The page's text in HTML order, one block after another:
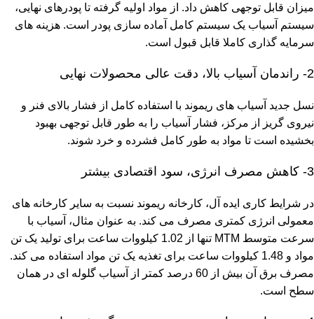
میزان قابل توجهی کاهش داد. از مواد اولیه گرفته تا پودرهای نهایی،
سیستم آسیاب یک سیستم کامل آماده سازی پودر است. هزینه های
سرمایه گذاری کاملا قابل قبول است.
2- راندمان آسیاب بالا، دقت عالی محصولات نهایی
نسل جدید آسیاب های ریموند با استفاده کامل از فشار بالای فنر و
نیروی گریز از مرکز، فشار آسیاب را به طور قابل توجهی بهبود
بخشیده است تا مواد به طور کامل فشرده و خرد شوند.
3- کاهش مصرف انرژی، سود اقتصادی بیشتر
در شرایط کاری ایده آل، کارخانه ریموند نسبت به سایر کارخانه های
معمولی انرژی کمتری مصرف می کند. به عنوان مثال، آسیاب با
سرعت متوسط ​​MTM تنها از 1.02 کیلووات ساعت برای تولید یک تن
مواد و 1.48 کیلووات ساعت برای تغذیه یک تن مواد استفاده می کند.
مصرف برق آن بیش از 60 درصد کمتر از آسیاب گلوله ای در همان
سطح است.